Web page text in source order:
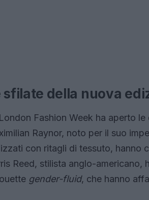
sfilate della nuova
Fashion Week ha aperto
Raynor, noto per il suo
con ritagli di tessuto, hanno
Reed, stilista anglo-americano,
gender-fluid, che hanno